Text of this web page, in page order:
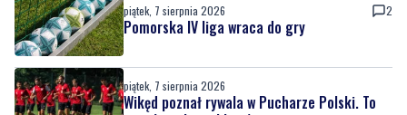
piątek, 7 sierpnia 2026 2
Pomorska IV liga wraca do gry
piątek, 7 sierpnia 2026
Wikęd poznał rywala w Pucharze Polski. To